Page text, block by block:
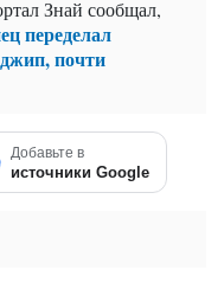
Знай сообщал,
переделал
почти
Добавьте в
источники Google